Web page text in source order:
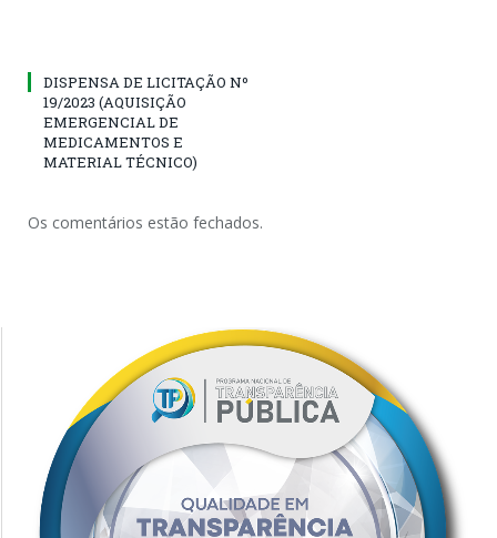
DISPENSA DE LICITAÇÃO Nº
19/2023 (AQUISIÇÃO
EMERGENCIAL DE
MEDICAMENTOS E
MATERIAL TÉCNICO)
Os comentários estão fechados.